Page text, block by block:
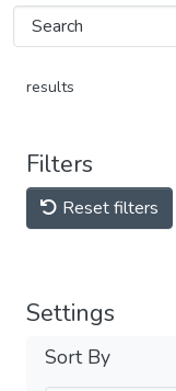
results
Filters
Reset filters
Settings
Sort By